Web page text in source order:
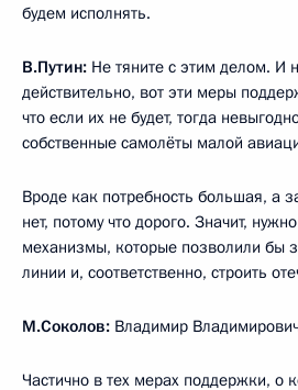
будем исполнять.
В.Путин: Не тяните с этим делом. И
действительно, вот эти меры
что если их не будет, тогда
собственные самолёты малой
Вроде как потребность большая, а
нет, потому что дорого. Значит,
механизмы, которые позволили бы
линии и, соответственно, строить
М.Соколов: Владимир
Частично в тех мерах поддержки, о